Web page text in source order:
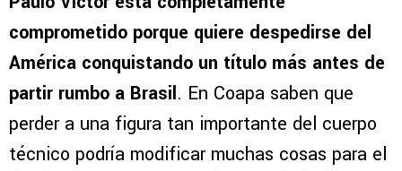
comprometido porque quiere despedirse del
América conquistando un título más antes de
partir rumbo a Brasil. En Coapa saben que
perder a una figura tan importante del cuerpo
técnico podría modificar muchas cosas para el